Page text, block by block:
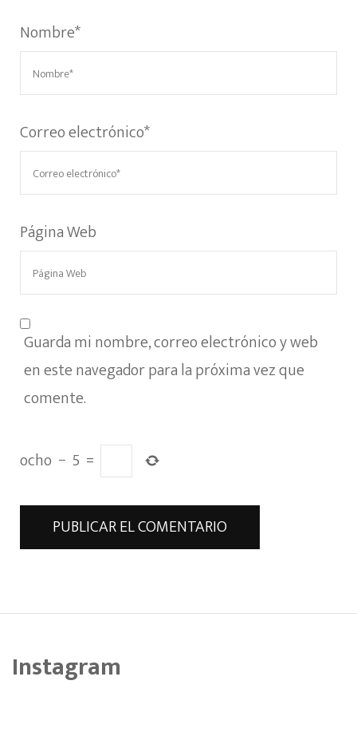
Nombre*
Correo electrónico*
Página Web
Guarda mi nombre, correo electrónico y web
en este navegador para la próxima vez que
comente.
ocho − 5 =
Instagram